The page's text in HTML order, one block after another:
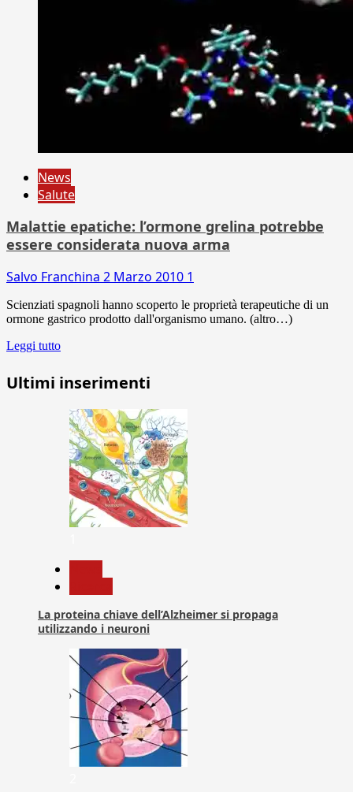
News
Salute
Malattie epatiche: l’ormone grelina potrebbe
essere considerata nuova arma
Salvo Franchina 2 Marzo 2010 1
Scienziati spagnoli hanno scoperto le proprietà terapeutiche di un
ormone gastrico prodotto dall'organismo umano. (altro…)
Leggi tutto
Ultimi inserimenti
La proteina chiave dell’Alzheimer si propaga
utilizzando i neuroni